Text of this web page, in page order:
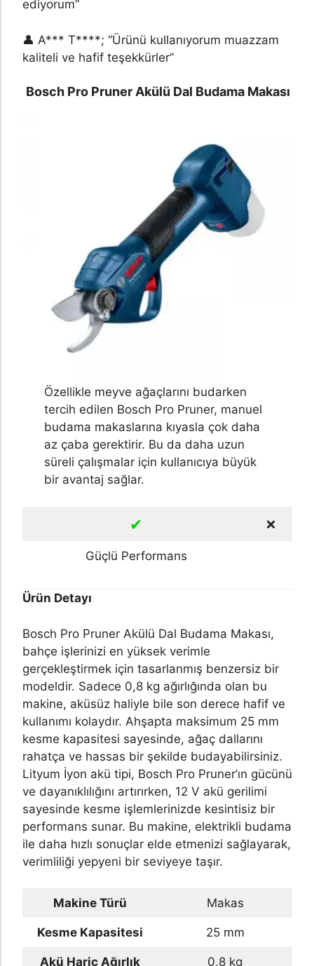
ediyorum”
👤 A*** T****; “Ürünü kullanıyorum muazzam
kaliteli ve hafif teşekkürler”
Bosch Pro Pruner Akülü Dal Budama Makası
Özellikle meyve ağaçlarını budarken
tercih edilen Bosch Pro Pruner, manuel
budama makaslarına kıyasla çok daha
az çaba gerektirir. Bu da daha uzun
süreli çalışmalar için kullanıcıya büyük
bir avantaj sağlar.
✔ ❌
Güçlü Performans
Ürün Detayı
Bosch Pro Pruner Akülü Dal Budama Makası,
bahçe işlerinizi en yüksek verimle
gerçekleştirmek için tasarlanmış benzersiz bir
modeldir. Sadece 0,8 kg ağırlığında olan bu
makine, aküsüz haliyle bile son derece hafif ve
kullanımı kolaydır. Ahşapta maksimum 25 mm
kesme kapasitesi sayesinde, ağaç dallarını
rahatça ve hassas bir şekilde budayabilirsiniz.
Lityum İyon akü tipi, Bosch Pro Pruner’ın gücünü
ve dayanıklılığını artırırken, 12 V akü gerilimi
sayesinde kesme işlemlerinizde kesintisiz bir
performans sunar. Bu makine, elektrikli budama
ile daha hızlı sonuçlar elde etmenizi sağlayarak,
verimliliği yepyeni bir seviyeye taşır.
Makine Türü Makas
Kesme Kapasitesi 25 mm
Akü Hariç Ağırlık 0,8 kg